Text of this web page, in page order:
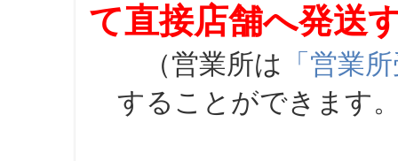
て直接店舗へ発送
（営業所は 「営業
することができます